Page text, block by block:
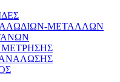
ΜΕΤΑΛΛΩΝ
ΜΕΤΡΗΣΗΣ